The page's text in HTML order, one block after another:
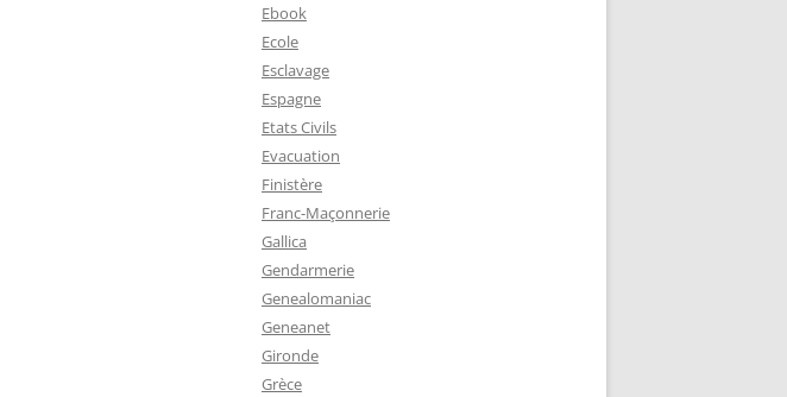
Ebook
Ecole
Esclavage
Espagne
Etats Civils
Evacuation
Finistère
Franc-Maçonnerie
Gallica
Gendarmerie
Genealomaniac
Geneanet
Gironde
Grèce